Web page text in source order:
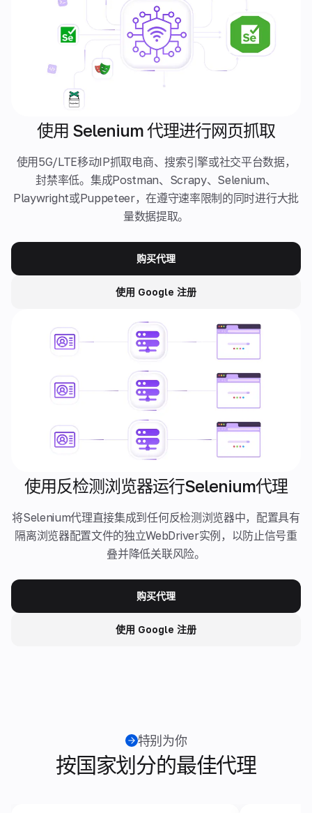
使用 Selenium 代理进行网页抓取
使用5G/LTE移动IP抓取电商、搜索引擎或社交平台数据，
封禁率低。集成Postman、Scrapy、Selenium、
Playwright或Puppeteer，在遵守速率限制的同时进行大批
量数据提取。
购买代理
使用 Google 注册
使用反检测浏览器运行Selenium代理
将Selenium代理直接集成到任何反检测浏览器中，配置具有
隔离浏览器配置文件的独立WebDriver实例，以防止信号重
叠并降低关联风险。
购买代理
使用 Google 注册
特别为你
按国家划分的最佳代理